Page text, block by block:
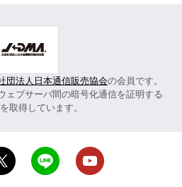
団法人日本通信販売協会の会員です。
ェブサーバ間の暗号化通信を証明する
取得しています。